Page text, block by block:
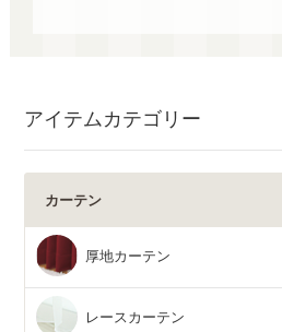
アイテムカテゴリー
カーテン
厚地カーテン
レースカーテン